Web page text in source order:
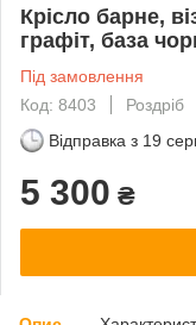
Крісло барне,
графіт, база
Під замовлення
Код: 8403
Роздріб
Відправка з 19
5 300 ₴